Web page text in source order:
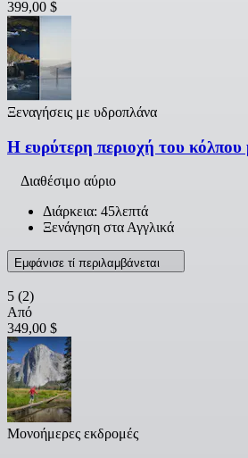
399,00 $
Ξεναγήσεις με υδροπλάνα
Η ευρύτερη περιοχή του κόλπου
Διαθέσιμο αύριο
Διάρκεια: 45λεπτά
Ξενάγηση στα Αγγλικά
Εμφάνισε τί περιλαμβάνεται
5 (2)
Από
349,00 $
Μονοήμερες εκδρομές